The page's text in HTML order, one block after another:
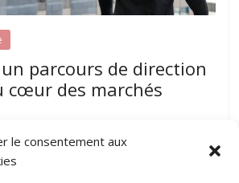
le consentement aux
parcours de direction
cœur des marchés
dans plusieurs pays nécessite